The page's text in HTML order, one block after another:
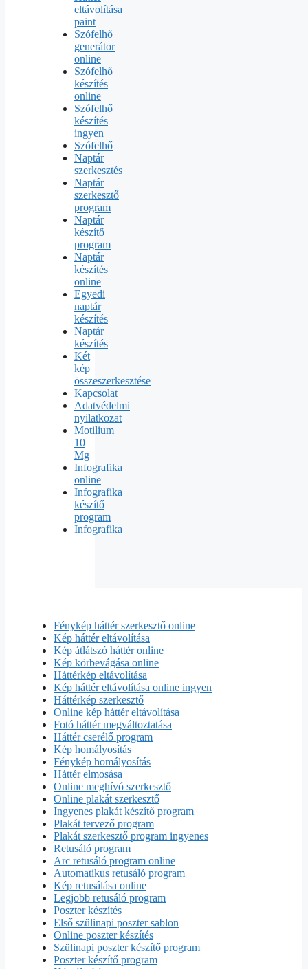
eltávolítása
paint
Szófelhő
generátor
online
Szófelhő
készítés
online
Szófelhő
készítés
ingyen
Szófelhő
Naptár
szerkesztés
Naptár
szerkesztő
program
Naptár
készítő
program
Naptár
készítés
online
Egyedi
naptár
készítés
Naptár
készítés
Két
kép
összeszerkesztése
Kapcsolat
Adatvédelmi
nyilatkozat
Motilium
10
Mg
Infografika
online
Infografika
készítő
program
Infografika
Fénykép háttér szerkesztő online
Kép háttér eltávolítása
Kép átlátszó háttér online
Kép körbevágása online
Háttérkép eltávolítása
Kép háttér eltávolítása online ingyen
Háttérkép szerkesztő
Online kép háttér eltávolítása
Fotó háttér megváltoztatása
Háttér cserélő program
Kép homályosítás
Fénykép homályosítás
Háttér elmosása
Online meghívó szerkesztő
Online plakát szerkesztő
Ingyenes plakát készítő program
Plakát tervező program
Plakát szerkesztő program ingyenes
Retusáló program
Arc retusáló program online
Automatikus retusáló program
Kép retusálása online
Legjobb retusáló program
Poszter készítés
Első szülinapi poszter sablon
Online poszter készítés
Szülinapi poszter készítő program
Poszter készítő program